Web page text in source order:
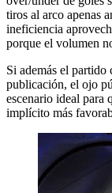
tiros al arco apenas
ineficiencia
porque el volumen
Si además el partido
publicación, el ojo
escenario ideal para
implícito más